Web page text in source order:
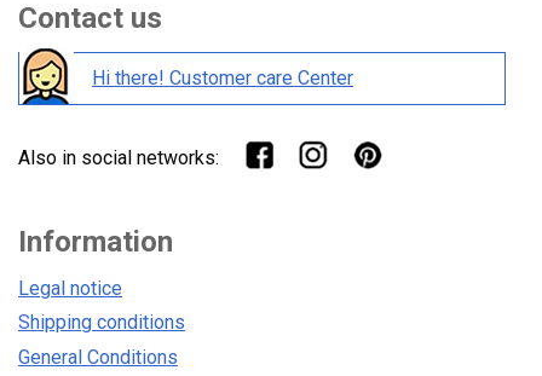
Contact us
Hi there! Customer care Center
Also in social networks:
Information
Legal notice
Shipping conditions
General Conditions